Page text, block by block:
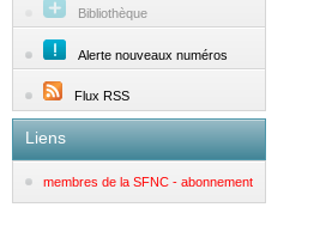
Bibliothèque
Alerte nouveaux numéros
Flux RSS
Liens
membres de la SFNC - abonnement